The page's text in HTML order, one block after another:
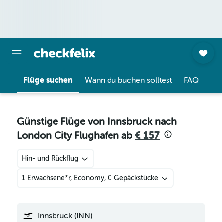
Flüge suchen Wann du buchen solltest FAQ
Günstige Flüge von Innsbruck nach
London City Flughafen ab € 157
Hin- und Rückflug
1 Erwachsene*r, Economy, 0 Gepäckstücke
Innsbruck (INN)